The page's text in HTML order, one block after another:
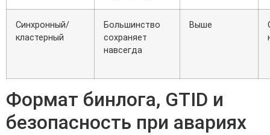
Синхронный/
кластерный
Большинство
сохраняет
навсегда
Выше
Формат бинлога, GTID и
безопасность при авариях